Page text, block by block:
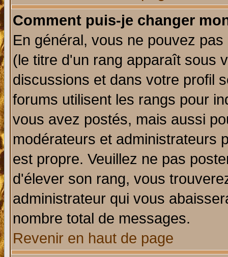
Comment puis-je changer
En général, vous ne pouvez
(le titre d'un rang apparaît sous
discussions et dans votre profil
forums utilisent les rangs pour
vous avez postés, mais aussi
modérateurs et administrateurs
est propre. Veuillez ne pas
d'élever son rang, vous
administrateur qui vous
nombre total de messages.
Revenir en haut de page